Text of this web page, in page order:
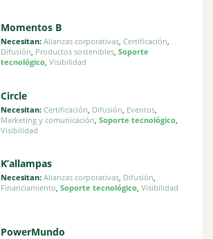
Momentos B
Necesitan: Alianzas corporativas, Certificación,
Difusión, Productos sostenibles, Soporte
tecnológico, Visibilidad
Circle
Necesitan: Certificación Difusión Eventos,
Marketing y comunicación Soporte tecnológico,
Visibilidad
K’allampas
Necesitan: Alianzas corporativas, Difusión,
Financiamiento, Soporte tecnológico, Visibilidad
PowerMundo